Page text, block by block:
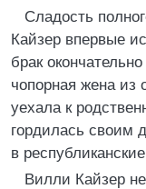
Сладость
Кайзер впервые
брак
чопорная жена из
уехала к
гордилась своим
в
Вилли Кайзер